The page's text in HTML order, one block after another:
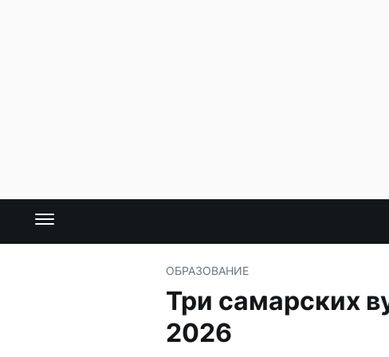
ОБРАЗОВАНИЕ
Три самарских
2026